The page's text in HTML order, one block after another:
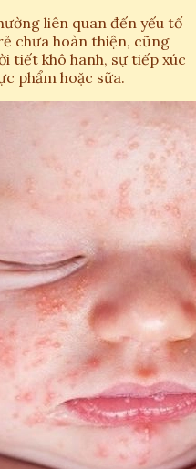
liên quan đến yếu tố
chưa hoàn thiện, cũng
tiết khô hanh, sự tiếp xúc
phẩm hoặc sữa.